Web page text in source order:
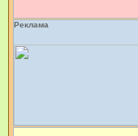
Реклама